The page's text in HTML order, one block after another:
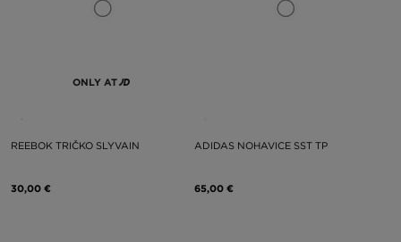
ONLY AT
REEBOK TRIČKO SLYVAIN
30,00 €
ADIDAS NOHAVICE SST TP
65,00 €